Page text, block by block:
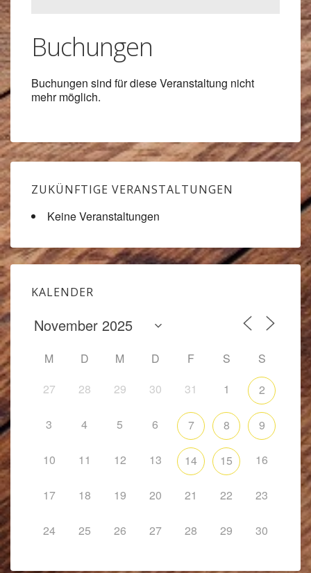
Buchungen
Buchungen sind für diese Veranstaltung nicht
mehr möglich.
ZUKÜNFTIGE VERANSTALTUNGEN
Keine Veranstaltungen
KALENDER
M D M D F S
S
27
28 29 30 31 1 2
3 4 5 6 7 8 9
10 11 12 13 14 15 16
17 18 19 20 21 22 23
24 25 26 27 28 29 30